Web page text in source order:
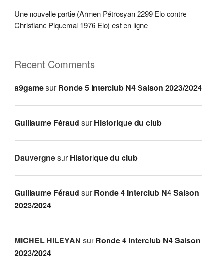
Une nouvelle partie (Armen Pétrosyan 2299 Elo contre
Christiane Piquemal 1976 Elo) est en ligne
Recent Comments
a9gamesurRonde 5 Interclub N4 Saison 2023/2024
Guillaume Féraud surHistorique du club
DauvergnesurHistorique du club
Guillaume Féraud surRonde 4 Interclub N4 Saison
2023/2024
MICHEL HILEYAN surRonde 4 Interclub N4 Saison
2023/2024